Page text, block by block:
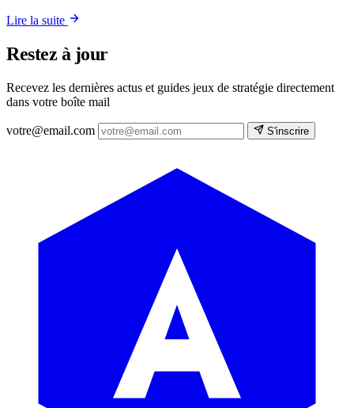
Lire la suite
Restez à jour
Recevez les dernières actus et guides jeux de stratégie directement
dans votre boîte mail
votre@email.com S'inscrire